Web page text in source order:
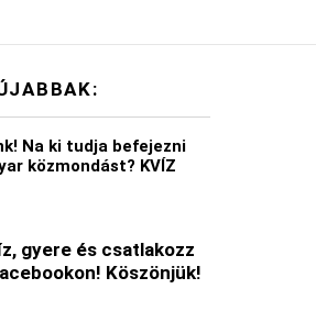
Na ki tudja befejezni
közmondást? KVÍZ
gyere és csatlakozz
Köszönjük!